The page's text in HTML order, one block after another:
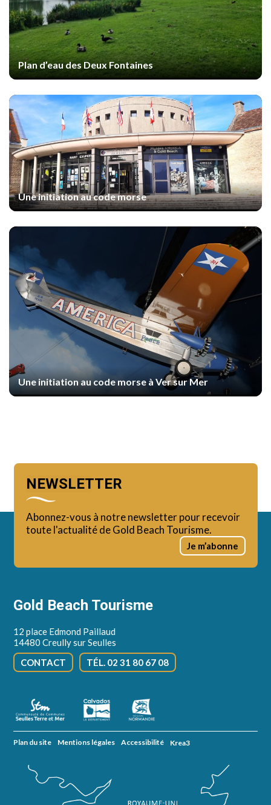
Plan d’eau des Deux Fontaines
Une initiation au code morse
Une initiation au code morse à Ver sur Mer
NEWSLETTER
Abonnez-vous à notre newsletter pour recevoir
toute l'actualité de Gold Beach Tourisme.
Je m’abonne
Gold Beach Tourisme
12 place Edmond Paillaud
14480 Creully sur Seulles
CONTACT
TÉL. 02 31 80 67 08
Plan du site Mentions légales Accessibilité Krea3